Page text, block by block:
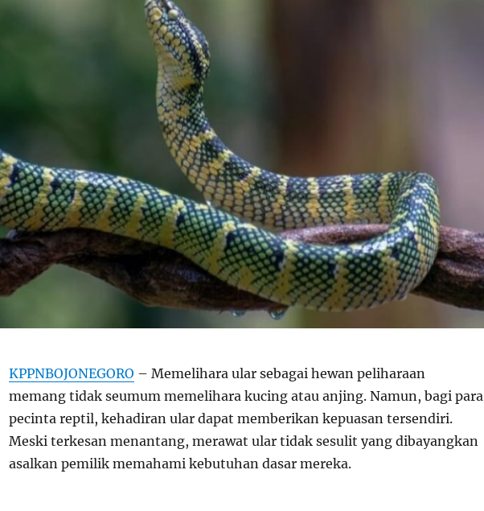
KPPNBOJONEGORO – Memelihara ular sebagai hewan peliharaan
memang tidak seumum memelihara kucing atau anjing. Namun, bagi para
pecinta reptil, kehadiran ular dapat memberikan kepuasan tersendiri.
Meski terkesan menantang, merawat ular tidak sesulit yang dibayangkan
asalkan pemilik memahami kebutuhan dasar mereka.